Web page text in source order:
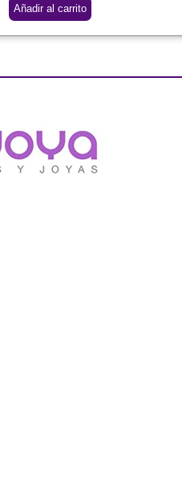
Añadir al carrito